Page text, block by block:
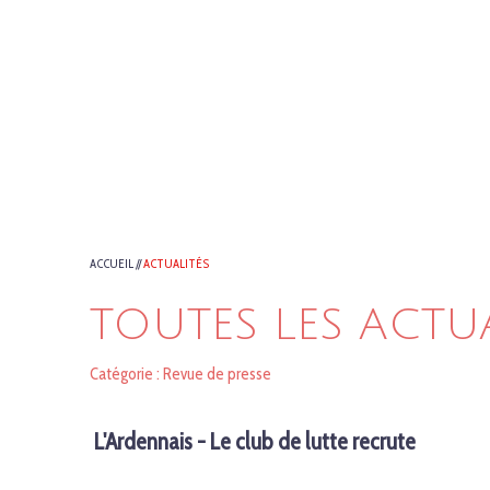
ACCUEIL//ACTUALITÉS
TOUTES LES
Catégorie : Revue de presse
L'Ardennais - Le club de lutte recrute